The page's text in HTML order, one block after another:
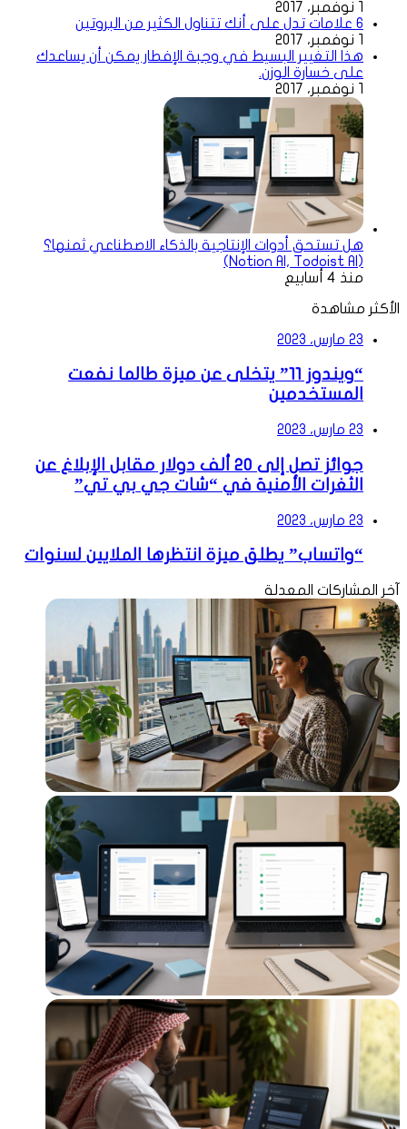
1 نوفمبر، 2017
6 علامات تدل على أنك تتناول الكثير من البروتين
1 نوفمبر، 2017
هذا التغيير البسيط في وجبة الإفطار يمكن أن يساعدك
على خسارة الوزن.
1 نوفمبر، 2017
هل تستحق أدوات الإنتاجية بالذكاء الاصطناعي ثمنها؟
(Notion AI, Todoist AI)
منذ 4 أسابيع
الأكثر مشاهدة
23 مارس، 2023
“ويندوز 11” يتخلى عن ميزة طالما نفعت
المستخدمين
23 مارس، 2023
جوائز تصل إلى 20 ألف دولار مقابل الإبلاغ عن
الثغرات الأمنية في “شات جي بي تي”
23 مارس، 2023
“واتساب” يطلق ميزة انتظرها الملايين لسنوات
آخر المشاركات المعدلة